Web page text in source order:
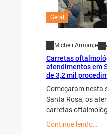
Geral
Micheli Armanje
Carretas
atendimentos em
de 3,2 mil
Começaram nesta
Santa Rosa, os
carretas
Continue lendo…